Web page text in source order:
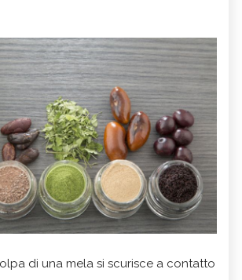
di una mela si scurisce a contatto